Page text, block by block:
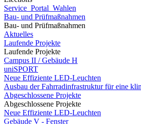
Service_Portal_Wahlen
Bau- und Prüfmaßnahmen
Bau- und Prüfmaßnahmen
Aktuelles
Laufende Projekte
Laufende Projekte
Campus II / Gebäude H
uniSPORT
Neue Effiziente LED-Leuchten
Ausbau der Fahrradinfrastruktur für eine
Abgeschlossene Projekte
Abgeschlossene Projekte
Neue Effiziente LED-Leuchten
Gebäude V - Fenster